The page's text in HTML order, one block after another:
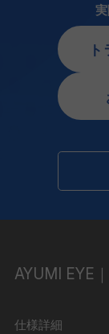
AYUMI EYE
仕様詳細